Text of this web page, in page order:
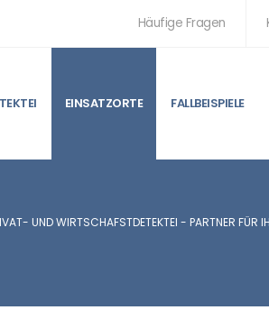
Häufige Fragen
EINSATZORTE FALLBEISPIELE
UND WIRTSCHAFSTDETEKTEI - PARTNER FÜR